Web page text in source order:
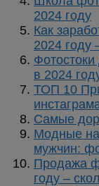
2024 году
Как
2024 году
в 2024
ТОП 10
Самые
Модные
мужчин:
Продажа
году –